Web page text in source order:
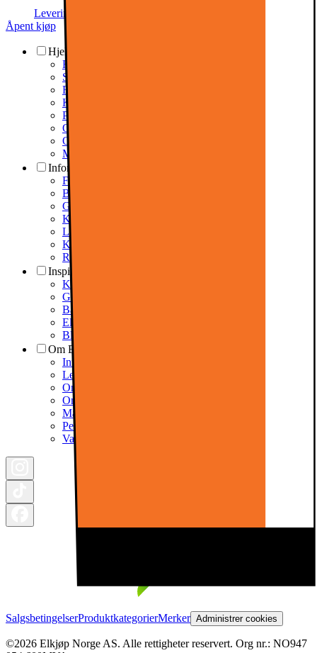
Levering, montering og klargjøring
Åpent kjøp
Hjelp og support
Reparasjon og service
Support via fjernhjelp
Forsikring: meld skade
Kontakt oss
Pakkesporing
Ordreretur og endring
Ofte stilte spørsmål
Mer: Hjelp og support
Informasjon
Finn butikk
Betalingsalternativ
Gavekort
Klikk & hent
Levering
Kundeklubb
RETUR AV EE-AVFALL
Inspirasjon
Kampanjer
Guider og artikler
Bærekraft
Elkjøpfondet
Black Friday
Om Elkjøp
Informasjonskapsler
Ledige stillinger i Elkjøp
Om Elkjøp
Om Elkjøp Nordic
Marketplace partner
Personvernerklæring
Varslingsrutiner
SalgsbetingelserProduktkategorierMerker Administrer cookies
©2026 Elkjøp Norge AS. Alle rettigheter reservert. Org nr.: NO947